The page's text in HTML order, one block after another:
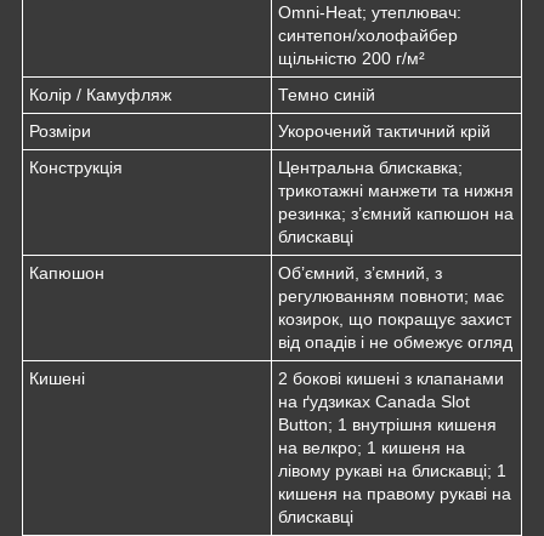
Omni-Heat; утеплювач:
синтепон/холофайбер
щільністю 200 г/м²
Колір / Камуфляж
Темно синій
Розміри
Укорочений тактичний крій
Конструкція
Центральна блискавка;
трикотажні манжети та нижня
резинка; з’ємний капюшон на
блискавці
Капюшон
Об’ємний, з’ємний, з
регулюванням повноти; має
козирок, що покращує захист
від опадів і не обмежує огляд
Кишені
2 бокові кишені з клапанами
на ґудзиках Canada Slot
Button; 1 внутрішня кишеня
на велкро; 1 кишеня на
лівому рукаві на блискавці; 1
кишеня на правому рукаві на
блискавці